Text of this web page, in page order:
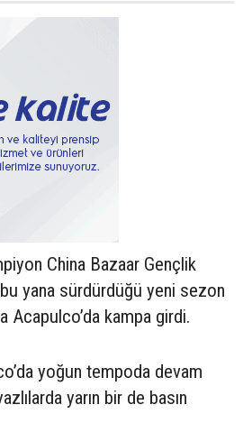
China Bazaar Gençlik
yana sürdürdüğü yeni sezon
Acapulco’da kampa girdi.
yoğun tempoda devam
yarın bir de basın